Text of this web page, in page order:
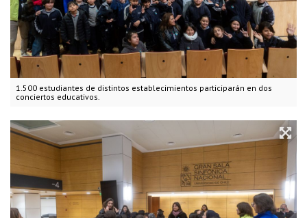
1.500 estudiantes de distintos establecimientos participarán en dos
conciertos educativos.